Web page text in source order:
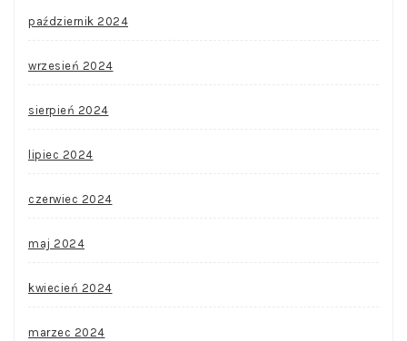
październik 2024
wrzesień 2024
sierpień 2024
lipiec 2024
czerwiec 2024
maj 2024
kwiecień 2024
marzec 2024